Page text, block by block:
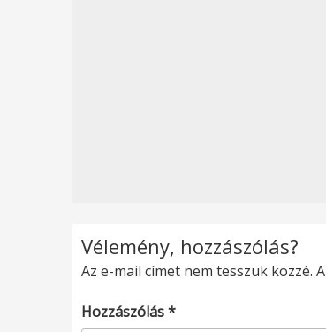
Vélemény, hozzászólás?
Az e-mail címet nem tesszük közzé.
Hozzászólás*